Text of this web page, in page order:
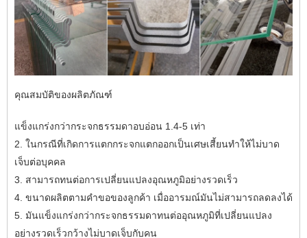
คุณสมบัติของผลิตภัณฑ์
แข็งแกร่งกว่ากระจกธรรมดาอบอ่อน 1.4-5 เท่า
2. ในกรณีที่เกิดการแตกกระจกแตกออกเป็นเศษเสี้ยนทำให้ไม่บาด
เจ็บต่อบุคคล
3. สามารถทนต่อการเปลี่ยนแปลงอุณหภูมิอย่างรวดเร็ว
4. ขนาดผลิตตามคำขอของลูกค้า เมื่ออารมณ์มันไม่สามารถลดลงได้
5. มันแข็งแกร่งกว่ากระจกธรรมดาทนต่ออุณหภูมิที่เปลี่ยนแปลง
อย่างรวดเร็วกว้างไม่บาดเจ็บกับคน